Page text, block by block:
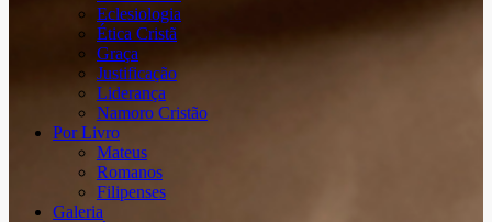
Eclesiologia
Ética Cristã
Graça
Justificação
Liderança
Namoro Cristão
Por Livro
Mateus
Romanos
Filipenses
Galeria